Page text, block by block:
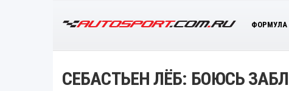
ФОРМУЛА
СЕБАСТЬЕН ЛЁБ: БОЮСЬ